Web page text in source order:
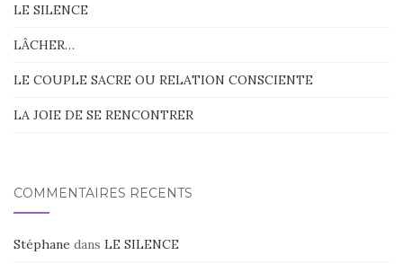
LE SILENCE
LÂCHER…
LE COUPLE SACRE OU RELATION CONSCIENTE
LA JOIE DE SE RENCONTRER
COMMENTAIRES RÉCENTS
Stéphane dans LE SILENCE